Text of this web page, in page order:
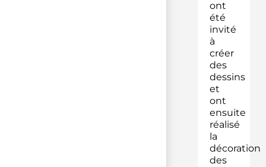
ont
été
invité
à
créer
des
dessins
et
ont
ensuite
réalisé
la
décoration
des